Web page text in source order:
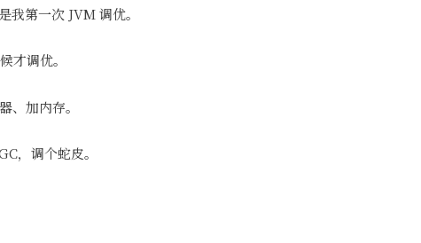
我第一次 JVM 调优。
才调优。
、加内存。
，调个蛇皮。